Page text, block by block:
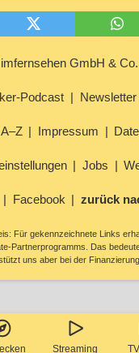
Streaming
GmbH &
Podcast Newsletter
Impressum
Jobs
Facebook zurück
Für gekennzeichnete Links
Partnerprogramms. Das
uns aber bei der